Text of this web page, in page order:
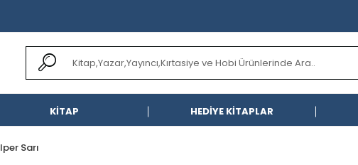
KİTAP HEDİYE KİTAPLAR
Sarı